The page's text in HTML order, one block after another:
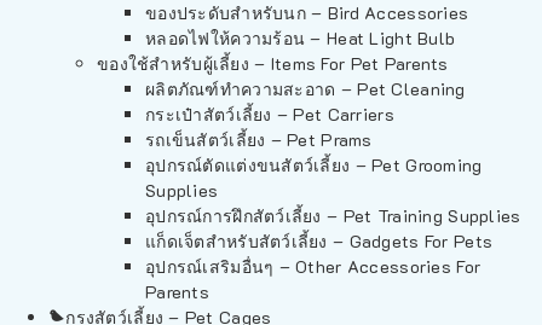
ของประดับสำหรับนก – Bird Accessories
หลอดไฟให้ความร้อน – Heat Light Bulb
ของใช้สำหรับผู้เลี้ยง – Items For Pet Parents
ผลิตภัณฑ์ทำความสะอาด – Pet Cleaning
กระเป๋าสัตว์เลี้ยง – Pet Carriers
รถเข็นสัตว์เลี้ยง – Pet Prams
อุปกรณ์ตัดแต่งขนสัตว์เลี้ยง – Pet Grooming
Supplies
อุปกรณ์การฝึกสัตว์เลี้ยง – Pet Training Supplies
แก็ดเจ็ตสำหรับสัตว์เลี้ยง – Gadgets For Pets
อุปกรณ์เสริมอื่นๆ – Other Accessories For
Parents
กรงสัตว์เลี้ยง – Pet Cages